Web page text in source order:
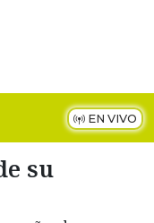
EN VIVO
su